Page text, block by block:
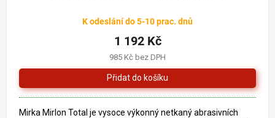
K odeslání do 5-10 prac. dnů
985 Kč bez DPH
1 192 Kč
Mirka Mirlon Total je vysoce výkonný ne­tka­ný abrasivních